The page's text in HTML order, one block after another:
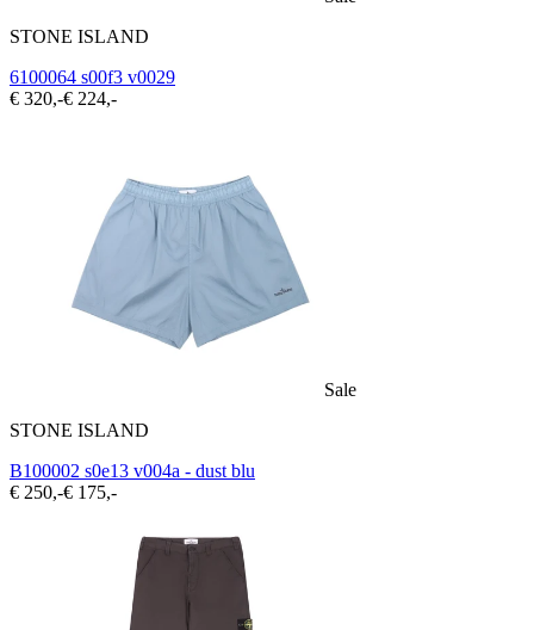
STONE ISLAND
6100064 s00f3 v0029
€ 320,-€ 224,-
Sale
STONE ISLAND
B100002 s0e13 v004a - dust blu
€ 250,-€ 175,-